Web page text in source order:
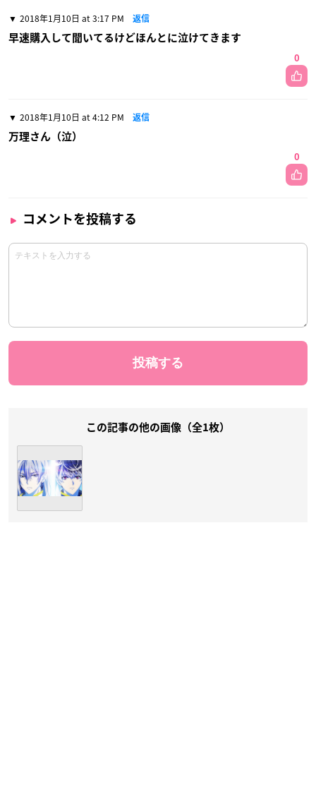
2018年1月10日 at 3:17 PM 返信
早速購入して聞いてるけどほんとに泣けてきます
0
2018年1月10日 at 4:12 PM 返信
万理さん（泣）
0
コメントを投稿する
この記事の他の画像（全1枚）